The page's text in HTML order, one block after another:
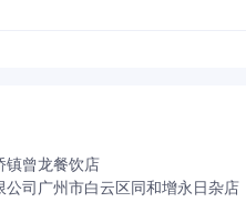
镇曾龙餐饮店
公司广州市白云区同和增永日杂店